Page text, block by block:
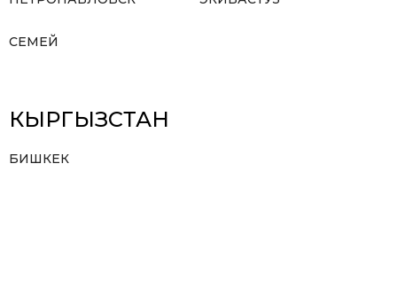
СЕМЕЙ
КЫРГЫЗСТАН
БИШКЕК